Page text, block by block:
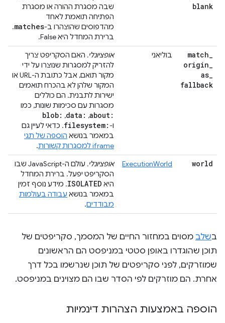
blank
שבה מסגרת ההורה או מסגרת
הפתיחה תואמת לאחד
מהדפוסים שהוצהרו ב-matches
.
ברירת המחדל היא False.
match_
origin_
as_
fallback
בוליאני אופציונלי. האם הסקריפט צריך
להזריק למסגרות שנוצרו על ידי
מקור תואם, אבל כתובת ה-URL או
המקור שלהן לא בהכרח תואמים
ישירות לתבנית. הם כוללים
מסגרות עם סכימות שונות, כמו
about:
,
data:
,
blob:
ו-filesystem:. כדאי לעיין גם
במאמר בנושא הוספה של תגי
iframe למסגרות קשורות
.
world
ExecutionWorld אופציונלי.
עולם ה-JavaScript שבו
הסקריפט יפעל. ברירת המחדל
היא ISOLATED. מידע נוסף זמין
במאמר בנושא עבודה בעולמות
מבודדים.
בשלב מסוים במחזור החיים של המסמך, סקריפטים של
תוכן שהוגדרו באופן סטטי במניפסט הם הראשונים
שמוזרקים, לפני סקריפטים של תוכן שנרשמו בכל דרך
אחרת. הם מוזרקים לפי הסדר שבו הם מצוינים במניפסט.
הוספה באמצעות הצהרות דינמיות